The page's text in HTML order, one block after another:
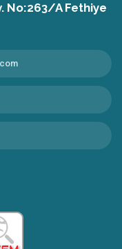
No:263/A Fethiye